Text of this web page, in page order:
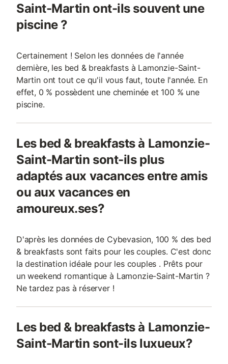
Saint-Martin ont-ils souvent une
piscine ?
Certainement ! Selon les données de l'année
dernière, les bed & breakfasts à Lamonzie-Saint-
Martin ont tout ce qu'il vous faut, toute l'année. En
effet, 0 % possèdent une cheminée et 100 % une
piscine.
Les bed & breakfasts à Lamonzie-
Saint-Martin sont-ils plus
adaptés aux vacances entre amis
ou aux vacances en
amoureux.ses?
D'après les données de Cybevasion, 100 % des bed
& breakfasts sont faits pour les couples. C'est donc
la destination idéale pour les couples . Prêts pour
un weekend romantique à Lamonzie-Saint-Martin ?
Ne tardez pas à réserver !
Les bed & breakfasts à Lamonzie-
Saint-Martin sont-ils luxueux?